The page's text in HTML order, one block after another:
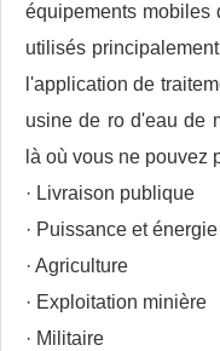
équipements mobiles
utilisés
l'application de
usine de ro d'eau de
là où vous ne pouvez
· Livraison publique
· Puissance et énergie
· Agriculture
· Exploitation minière
· Militaire